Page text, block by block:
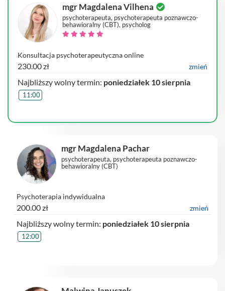
mgr Magdalena Vilhena
psychoterapeuta, psychoterapeuta poznawczo-
behawioralny (CBT), psycholog
Konsultacja psychoterapeutyczna online
230.00 zł zmień
Najbliższy wolny termin: poniedziałek 10 sierpnia
11:00
mgr Magdalena Pachar
psychoterapeuta, psychoterapeuta poznawczo-
behawioralny (CBT)
Psychoterapia indywidualna
200.00 zł zmień
Najbliższy wolny termin: poniedziałek 10 sierpnia
12:00